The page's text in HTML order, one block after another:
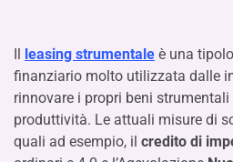
Il leasing strumentale è una
finanziario molto utilizzata dalle
rinnovare i propri beni
produttività. Le attuali misure di
quali ad esempio, il credito di